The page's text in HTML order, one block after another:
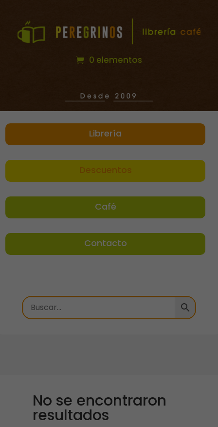
0 elementos
Librería
Descuentos
Café
Contacto
No se encontraron
resultados